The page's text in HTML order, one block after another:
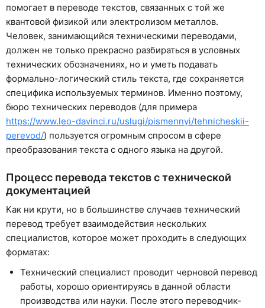
помогает в переводе текстов, связанных с той же
квантовой физикой или электролизом металлов.
Человек, занимающийся техническими переводами,
должен не только прекрасно разбираться в условных
технических обозначениях, но и уметь подавать
формально-логический стиль текста, где сохраняется
специфика используемых терминов. Именно поэтому,
бюро технических переводов (для примера
https://www.leo-davinci.ru/uslugi/pismennyi/tehnicheskii-
perevod/) пользуется огромным спросом в сфере
преобразования текста с одного языка на другой.
Процесс перевода текстов с технической
документацией
Как ни крути, но в большинстве случаев технический
перевод требует взаимодействия нескольких
специалистов, которое может проходить в следующих
форматах:
Технический специалист проводит черновой перевод
работы, хорошо ориентируясь в данной области
производства или науки. После этого переводчик-